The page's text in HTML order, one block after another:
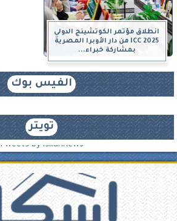
انطلاق مؤتمر الكوتشينج الدولي
ICC 2025 من دار الأوبرا المصرية
بمشاركة خبراء...
الفيس بوك
تويتر
Tweets by iskannews